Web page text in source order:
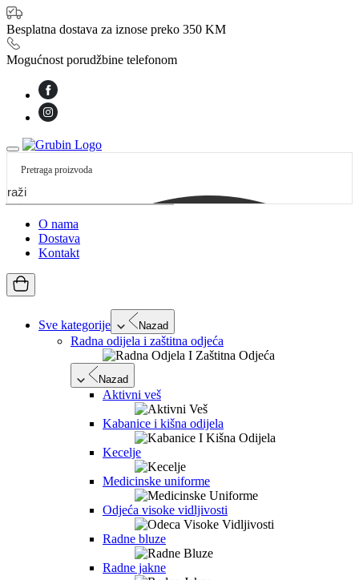
Besplatna dostava za iznose preko 350 KM
Mogućnost porudžbine telefonom
O nama
Dostava
Kontakt
Sve kategorije Nazad
Radna odijela i zaštitna odjeća
Nazad
Aktivni veš
Kabanice i kišna odijela
Kecelje
Medicinske uniforme
Odjeća visoke vidljivosti
Radne bluze
Radne jakne